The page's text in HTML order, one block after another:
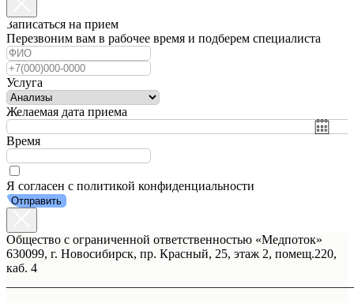
Записаться на прием
Перезвоним вам в рабочее время и подберем специалиста
Услуга
Желаемая дата приема
Время
Я согласен с политикой конфиденциальности
Отправить
Общество с ограниченной ответственностью «Медпоток»
630099, г. Новосибирск, пр. Красный, 25, этаж 2, помещ.220,
каб. 4